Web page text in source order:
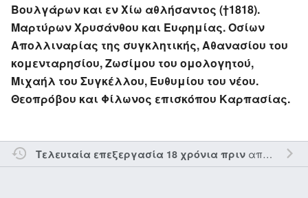
Βουλγάρων και εν Χίω αθλήσαντος (†1818).
Μαρτύρων Χρυσάνθου και Ευφημίας. Οσίων
Απολλιναρίας της συγκλητικής, Αθανασίου του
κομενταρησίου, Ζωσίμου του ομολογητού,
Μιχαήλ του Συγκέλλου, Ευθυμίου του νέου.
Θεοπρόβου και Φίλωνος επισκόπου Καρπασίας.
Τελευταία επεξεργασία 18 χρόνια πριναπό τον την